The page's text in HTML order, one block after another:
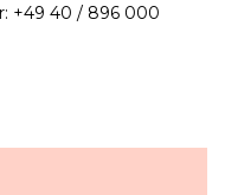
+49 40 / 896 000